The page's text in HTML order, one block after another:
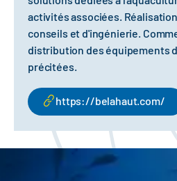
activités associées.
conseils et d'ingénierie.
distribution des équipements
précitées.
https://belahaut.com/